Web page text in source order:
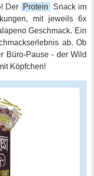
Der
Protein
Snack im
mit jeweils 6x
Geschmack. Ein
ab. Ob
Büro-Pause - der Wild
Köpfchen!